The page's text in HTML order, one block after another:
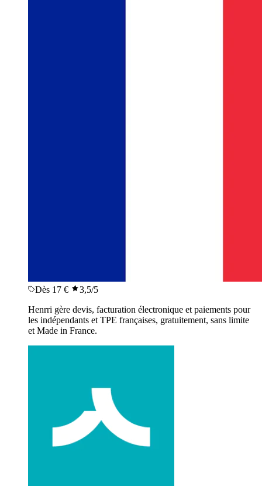
Dès 17 € 3,5/5
Henrri gère devis, facturation électronique et paiements pour
les indépendants et TPE françaises, gratuitement, sans limite
et Made in France.